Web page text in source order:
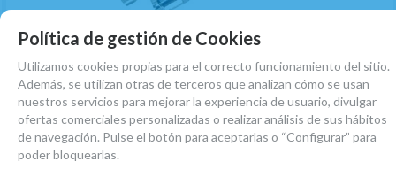
(1)
Cortacañas Clarinete Mib o Requinto Marca
Cordier 5030-RT1
EN STOCK. CÓMPRALO Y LO RECIBIRÁS AL DIA SIGUIENTE LABORABLE ANTES
DE LAS 14:00 HORAS PENINSULA
Política de gestión de Cookies
Utilizamos cookies propias para el correcto funcionamiento del sitio.
Además, se utilizan otras de terceros que analizan cómo se usan
nuestros servicios para mejorar la experiencia de usuario, divulgar
ofertas comerciales personalizadas o realizar análisis de sus hábitos
de navegación. Pulse el botón para aceptarlas o “Configurar” para
poder bloquearlas.